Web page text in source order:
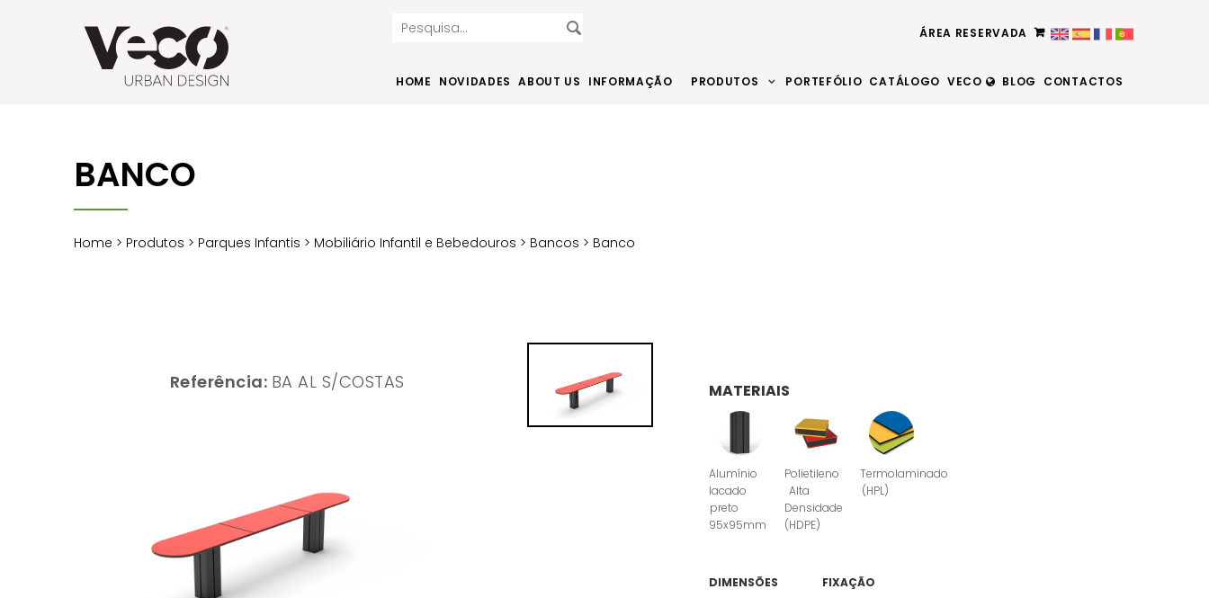
ÁREA RESERVADA
HOME NOVIDADES ABOUT US INFORMAÇÃO PRODUTOS PORTEFÓLIO CATÁLOGO VECO BLOG CONTACTOS
BANCO
Home > Produtos > Parques Infantis > Mobiliário Infantil e Bebedouros > Bancos > Banco
Referência: BA AL S/COSTAS MATERIAIS
Alumínio
lacado
preto
95x95mm
Polietileno
Alta
Densidade
(HDPE)
Termolaminado
(HPL)
DIMENSÕES FIXAÇÃO